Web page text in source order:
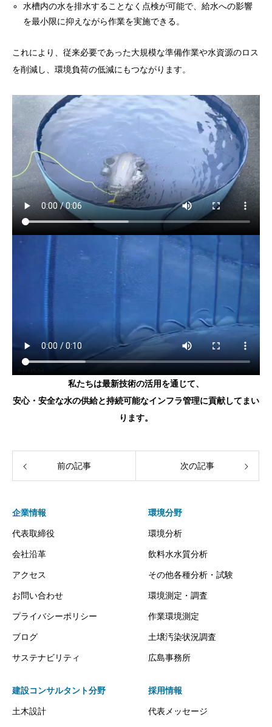
水槽内の水を排水することなく点検が可能で、給水への影響
を最小限に抑えながら作業を実施できる。
これにより、従来必要であった大規模な準備作業や水資源のロス
を削減し、環境負荷の低減にもつながります。
私たちは最新技術の活用を通じて、
安心・安全な水の供給と持続可能なインフラ管理に貢献してまい
ります。
前の記事 次の記事
企業情報
代表取締役
会社沿革
アクセス
お問い合わせ
プライバシーポリシー
ブログ
サステナビリティ
環境分野
環境分析
飲料水水質分析
その他各種分析・試験
環境測定・調査
作業環境測定
土壌汚染状況調査
広島事務所
建設コンサルタント分野
土木設計
採用情報
代表メッセージ